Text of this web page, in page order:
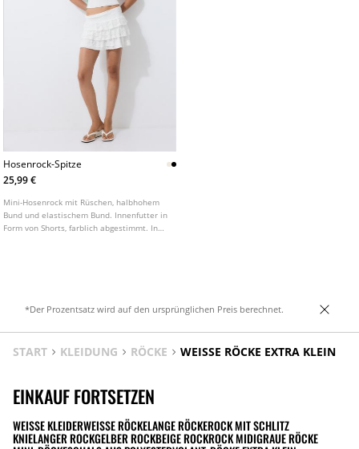
Hosenrock-Spitze
25,99 €
Mini-Hosenrock mit Rüschen, halbhohem
Bund und elastischem Bund. Innenfutter in
Form von Shorts, farblich abgestimmt. In
*Der Prozentsatz wird auf den ursprünglichen Preis berechnet.
START KLEIDUNG RÖCKE WEISSE RÖCKE EXTRA KLEIN
EINKAUF FORTSETZEN
WEISSE KLEIDER WEISSE RÖCKE LANGE RÖCKEROCK MIT SCHLITZ
KNIELANGER ROCKGELBER ROCKBEIGE ROCKROCK MIDIGRAUE RÖCKE